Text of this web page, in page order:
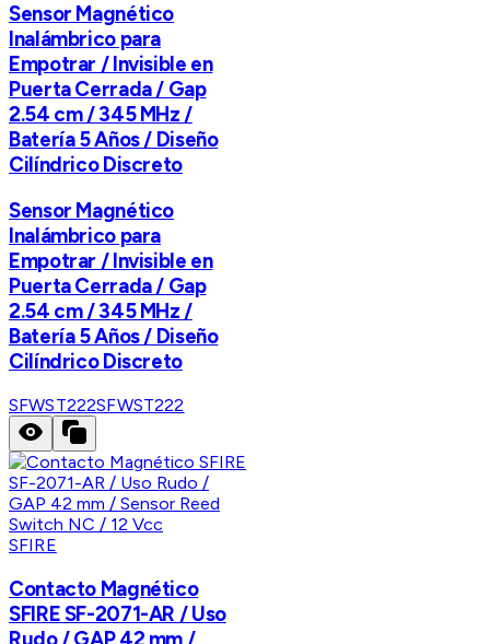
Sensor Magnético
Inalámbrico para
Empotrar / Invisible en
Puerta Cerrada / Gap
2.54 cm / 345 MHz /
Batería 5 Años / Diseño
Cilíndrico Discreto
Sensor Magnético
Inalámbrico para
Empotrar / Invisible en
Puerta Cerrada / Gap
2.54 cm / 345 MHz /
Batería 5 Años / Diseño
Cilíndrico Discreto
SFWST222SFWST222
SFIRE
Contacto Magnético
SFIRE SF-2071-AR / Uso
Rudo / GAP 42 mm /